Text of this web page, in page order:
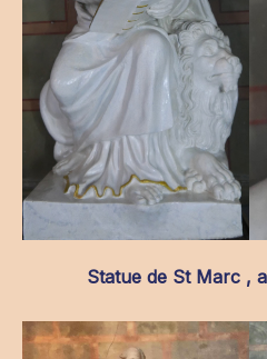
Statue de St Marc ,